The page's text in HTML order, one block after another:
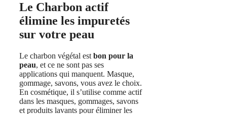
Le Charbon actif
élimine les impuretés
sur votre peau
Le charbon végétal est bon pour la
peau, et ce ne sont pas ses
applications qui manquent. Masque,
gommage, savons, vous avez le choix.
En cosmétique, il s’utilise comme actif
dans les masques, gommages, savons
et produits lavants pour éliminer les